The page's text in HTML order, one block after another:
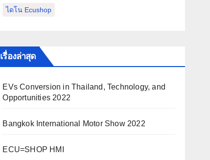
ไดโน Ecushop
เรื่องล่าสุด
EVs Conversion in Thailand, Technology, and
Opportunities 2022
Bangkok International Motor Show 2022
ECU=SHOP HMI